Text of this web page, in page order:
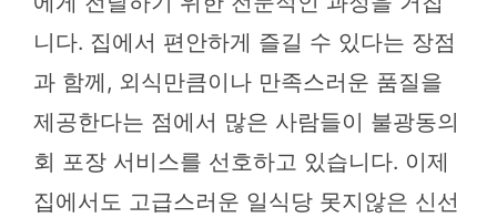
니다. 집에서 편안하게 즐길 수 있다는 장점
과 함께, 외식만큼이나 만족스러운 품질을
제공한다는 점에서 많은 사람들이 불광동의
회 포장 서비스를 선호하고 있습니다. 이제
집에서도 고급스러운 일식당 못지않은 신선